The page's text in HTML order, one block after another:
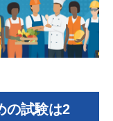
の試験は2